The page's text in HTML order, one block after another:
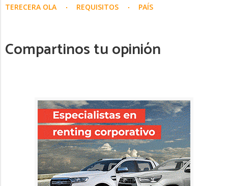
TERECERA OLA REQUISITOS PAÍS
Compartinos tu opinión